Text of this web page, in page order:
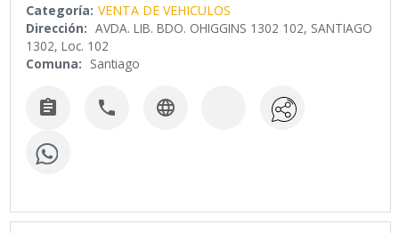
Categoría: VENTA DE VEHICULOS
Dirección: AVDA. LIB. BDO. OHIGGINS 1302 102, SANTIAGO
1302, Loc. 102
Comuna: Santiago
  